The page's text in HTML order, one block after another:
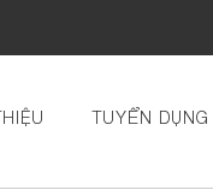
TUYỂN DỤNG